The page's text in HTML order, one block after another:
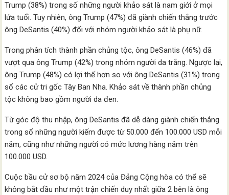
Trump (38%) trong số những người khảo sát là nam giới ở mọi
lứa tuổi. Tuy nhiên, ông Trump (47%) đã giành chiến thắng trước
ông DeSantis (40%) đối với nhóm người khảo sát là phụ nữ.
Trong phân tích thành phần chủng tộc, ông DeSantis (46%) đã
vượt qua ông Trump (42%) trong nhóm người da trắng. Ngược lại,
ông Trump (48%) có lợi thế hơn so với ông DeSantis (31%) trong
số các cử tri gốc Tây Ban Nha. Khảo sát về thành phần chủng
tộc không bao gồm người da đen.
Từ góc độ thu nhập, ông DeSantis đã dễ dàng giành chiến thắng
trong số những người kiếm được từ 50.000 đến 100.000 USD mỗi
năm, cũng như những người có mức lương hàng năm trên
100.000 USD.
Cuộc bầu cử sơ bộ năm 2024 của Đảng Cộng hòa có thể sẽ
không bắt đầu như một trận chiến duy nhất giữa 2 bên là ông